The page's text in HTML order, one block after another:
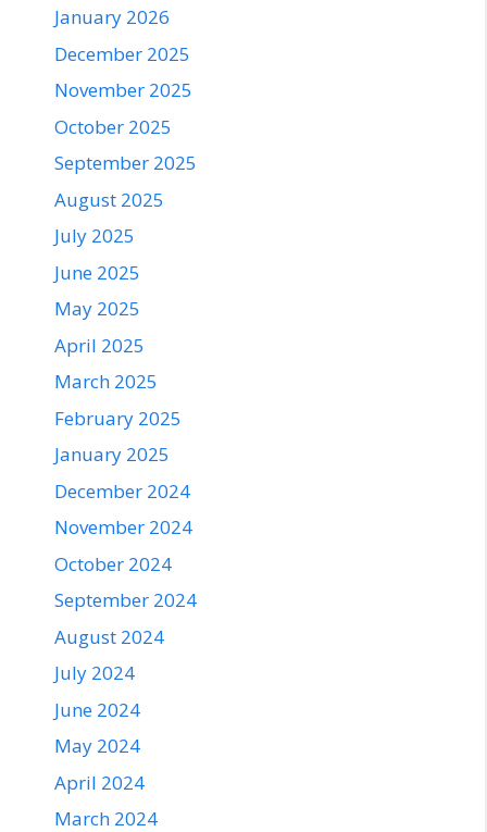
January 2026
December 2025
November 2025
October 2025
September 2025
August 2025
July 2025
June 2025
May 2025
April 2025
March 2025
February 2025
January 2025
December 2024
November 2024
October 2024
September 2024
August 2024
July 2024
June 2024
May 2024
April 2024
March 2024